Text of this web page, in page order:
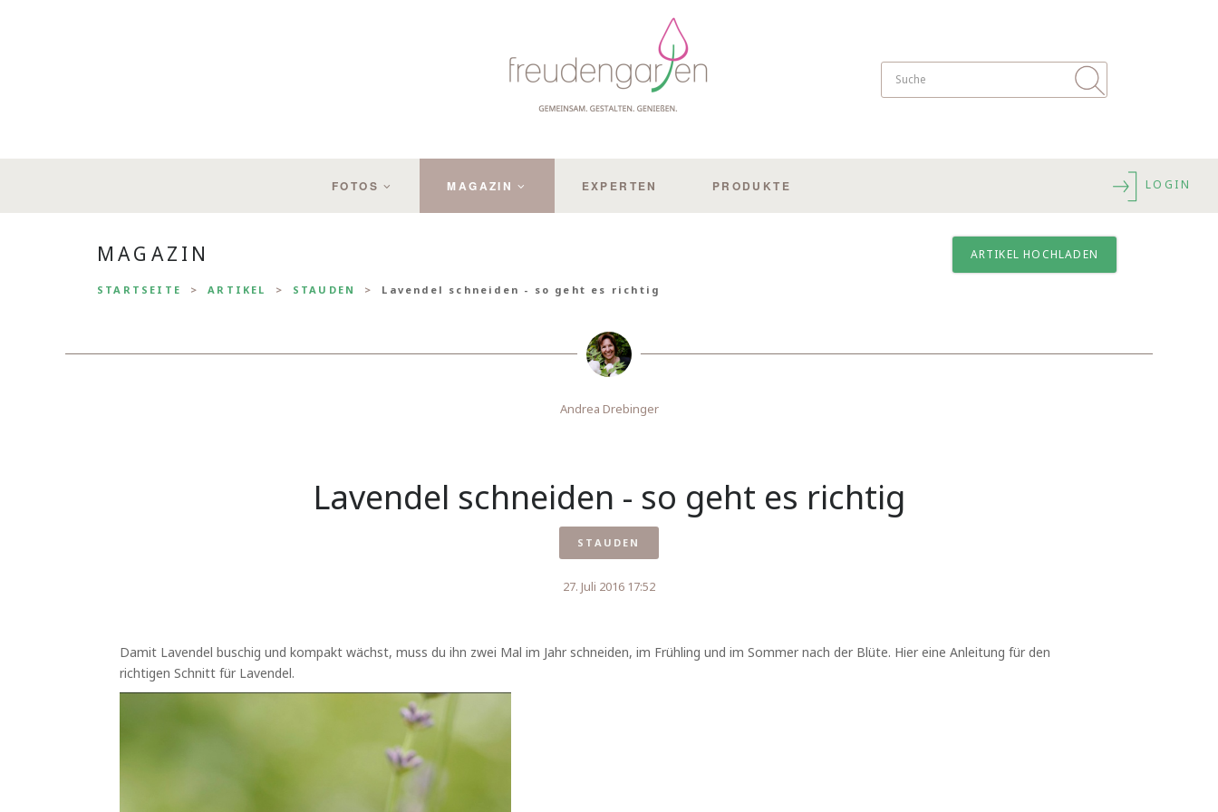
FOTOS MAGAZIN EXPERTEN PRODUKTE LOGIN
MAGAZIN ARTIKEL HOCHLADEN
STARTSEITE ARTIKEL STAUDEN Lavendel schneiden - so geht es richtig
Andrea Drebinger
Lavendel schneiden - so geht es richtig
STAUDEN
27. Juli 2016 17:52
Damit Lavendel buschig und kompakt wächst, muss du ihn zwei Mal im Jahr schneiden, im Frühling und im Sommer nach der Blüte. Hier eine Anleitung für den
richtigen Schnitt für Lavendel.